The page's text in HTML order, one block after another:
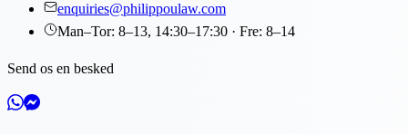
enquiries@philippoulaw.com
Man–Tor: 8–13, 14:30–17:30 · Fre: 8–14
Send os en besked